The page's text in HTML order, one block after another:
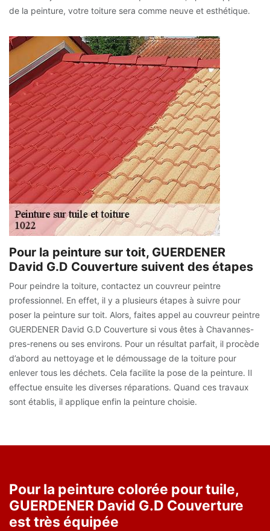
de la peinture, votre toiture sera comme neuve et esthétique.
Pour la peinture sur toit, GUERDENER
David G.D Couverture suivent des étapes
Pour peindre la toiture, contactez un couvreur peintre
professionnel. En effet, il y a plusieurs étapes à suivre pour
poser la peinture sur toit. Alors, faites appel au couvreur peintre
GUERDENER David G.D Couverture si vous êtes à Chavannes-
pres-renens ou ses environs. Pour un résultat parfait, il procède
d’abord au nettoyage et le démoussage de la toiture pour
enlever tous les déchets. Cela facilite la pose de la peinture. Il
effectue ensuite les diverses réparations. Quand ces travaux
sont établis, il applique enfin la peinture choisie.
Pour la peinture colorée pour tuile,
GUERDENER David G.D Couverture
est très équipée